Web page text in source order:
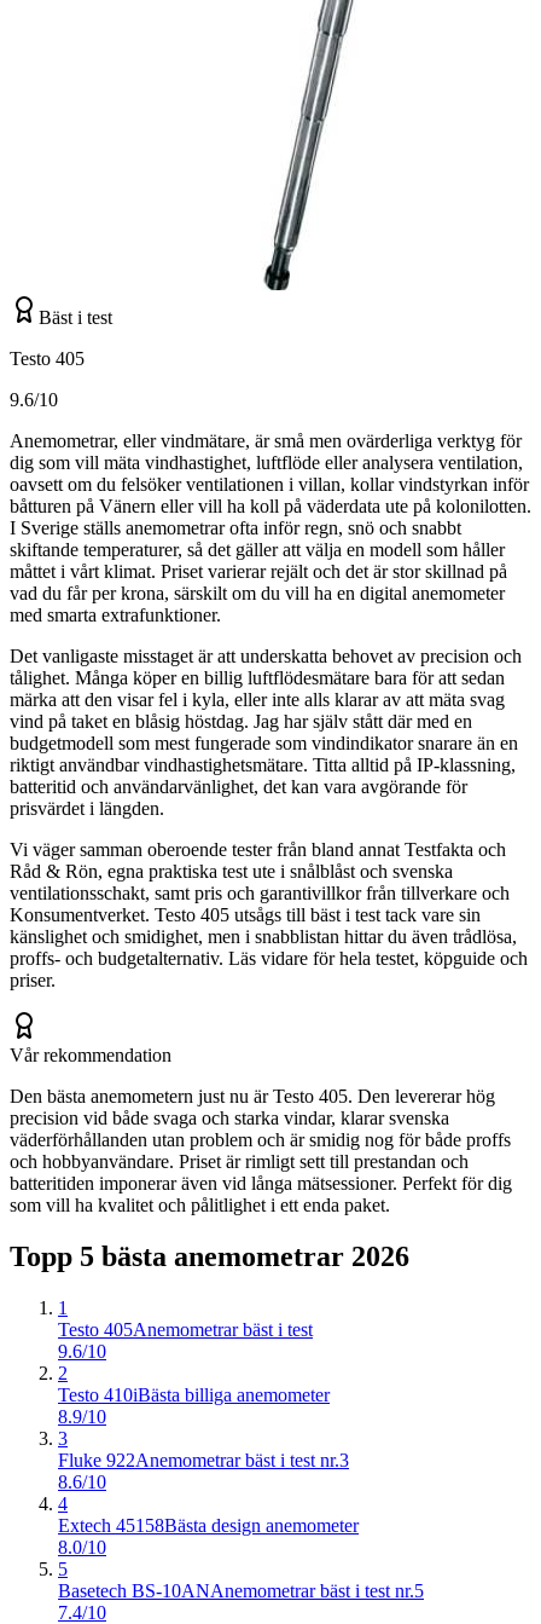
Bäst i test
Testo 405
9.6/10
Anemometrar, eller vindmätare, är små men ovärderliga verktyg för
dig som vill mäta vindhastighet, luftflöde eller analysera ventilation,
oavsett om du felsöker ventilationen i villan, kollar vindstyrkan inför
båtturen på Vänern eller vill ha koll på väderdata ute på kolonilotten.
I Sverige ställs anemometrar ofta inför regn, snö och snabbt
skiftande temperaturer, så det gäller att välja en modell som håller
måttet i vårt klimat. Priset varierar rejält och det är stor skillnad på
vad du får per krona, särskilt om du vill ha en digital anemometer
med smarta extrafunktioner.
Det vanligaste misstaget är att underskatta behovet av precision och
tålighet. Många köper en billig luftflödesmätare bara för att sedan
märka att den visar fel i kyla, eller inte alls klarar av att mäta svag
vind på taket en blåsig höstdag. Jag har själv stått där med en
budgetmodell som mest fungerade som vindindikator snarare än en
riktigt användbar vindhastighetsmätare. Titta alltid på IP-klassning,
batteritid och användarvänlighet, det kan vara avgörande för
prisvärdet i längden.
Vi väger samman oberoende tester från bland annat Testfakta och
Råd & Rön, egna praktiska test ute i snålblåst och svenska
ventilationsschakt, samt pris och garantivillkor från tillverkare och
Konsumentverket. Testo 405 utsågs till bäst i test tack vare sin
känslighet och smidighet, men i snabblistan hittar du även trådlösa,
proffs- och budgetalternativ. Läs vidare för hela testet, köpguide och
priser.
Vår rekommendation
Den bästa anemometern just nu är Testo 405. Den levererar hög
precision vid både svaga och starka vindar, klarar svenska
väderförhållanden utan problem och är smidig nog för både proffs
och hobbyanvändare. Priset är rimligt sett till prestandan och
batteritiden imponerar även vid långa mätsessioner. Perfekt för dig
som vill ha kvalitet och pålitlighet i ett enda paket.
Topp 5 bästa anemometrar 2026
1
Testo 405Anemometrar bäst i test
9.6/10
2
Testo 410iBästa billiga anemometer
8.9/10
3
Fluke 922Anemometrar bäst i test nr.3
8.6/10
4
Extech 45158Bästa design anemometer
8.0/10
5
Basetech BS-10ANAnemometrar bäst i test nr.5
7.4/10